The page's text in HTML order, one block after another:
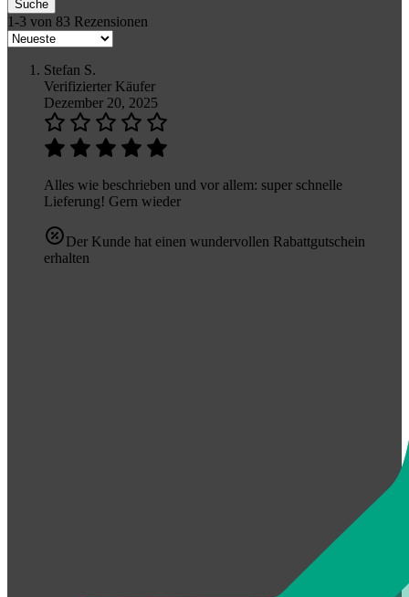
Suche
1-3 von 83 Rezensionen
Stefan S.
Verifizierter Käufer
Dezember 20, 2025
Alles wie beschrieben und vor allem: super schnelle
Lieferung! Gern wieder
Der Kunde hat einen wundervollen Rabattgutschein
erhalten